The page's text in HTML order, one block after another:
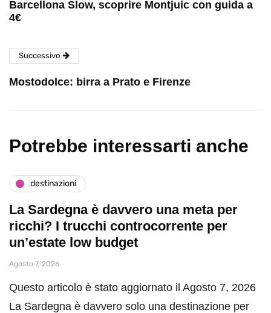
Barcellona Slow, scoprire Montjuic con guida a
4€
Successivo
Mostodolce: birra a Prato e Firenze
Potrebbe interessarti anche
destinazioni
La Sardegna è davvero una meta per
ricchi? I trucchi controcorrente per
un’estate low budget
Agosto 7, 2026
Questo articolo è stato aggiornato il Agosto 7, 2026
La Sardegna è davvero solo una destinazione per